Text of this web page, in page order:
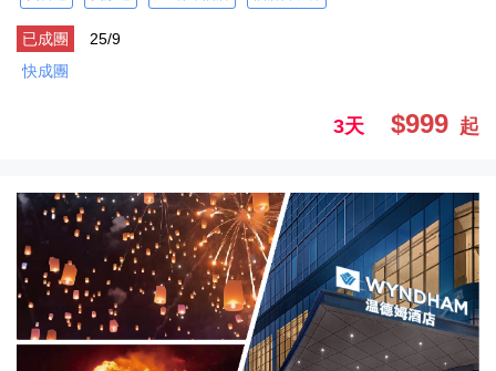
已成團
25/9
快成團
3天 $999 起